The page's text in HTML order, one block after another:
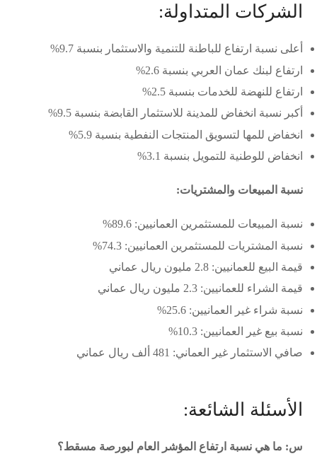
الشركات المتداولة:
أعلى نسبة ارتفاع للباطنة للتنمية والاستثمار بنسبة 9.7%
ارتفاع لبنك عمان العربي بنسبة 2.6%
ارتفاع للنهضة للخدمات بنسبة 2.5%
أكبر نسبة انخفاض للمدينة للاستثمار القابضة بنسبة 9.5%
انخفاض للمها لتسويق المنتجات النفطية بنسبة 5.9%
انخفاض للوطنية للتمويل بنسبة 3.1%
نسبة المبيعات والمشتريات:
نسبة المبيعات للمستثمرين العمانيين: 89.6%
نسبة المشتريات للمستثمرين العمانيين: 74.3%
قيمة البيع للعمانيين: 2.8 مليون ريال عماني
قيمة الشراء للعمانيين: 2.3 مليون ريال عماني
نسبة شراء غير العمانيين: 25.6%
نسبة بيع غير العمانيين: 10.3%
صافي الاستثمار غير العماني: 481 ألف ريال عماني
الأسئلة الشائعة:
س: ما هي نسبة ارتفاع المؤشر العام لبورصة مسقط؟